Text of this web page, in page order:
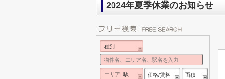
2024年夏季休業のお知らせ
種別
エリア| 駅 価格/賃料 面積